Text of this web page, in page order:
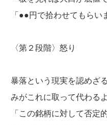
「●●円で拾わせてもらい
〈第２段階〉怒り
暴落という現実を認めざ
みがこれに取って代わる
「この銘柄に対して否定